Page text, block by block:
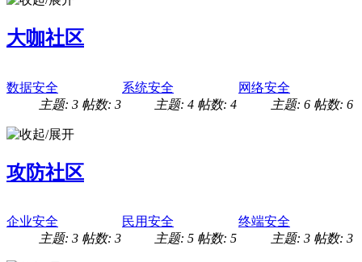
大咖社区
数据安全
主题: 3 帖数: 3
系统安全
主题: 4 帖数: 4
网络安全
主题: 6 帖数: 6
攻防社区
企业安全
主题: 3 帖数: 3
民用安全
主题: 5 帖数: 5
终端安全
主题: 3 帖数: 3